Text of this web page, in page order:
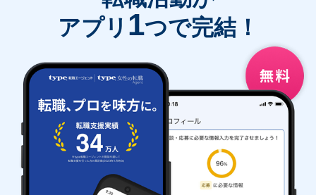
アプリ 1つで完結！